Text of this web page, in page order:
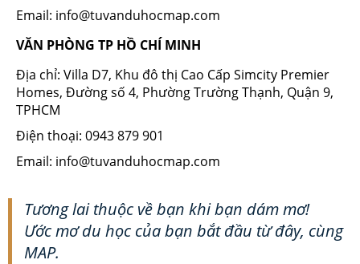
Email: info@tuvanduhocmap.com
VĂN PHÒNG TP HỒ CHÍ MINH
Địa chỉ: Villa D7, Khu đô thị Cao Cấp Simcity Premier
Homes, Đường số 4, Phường Trường Thạnh, Quận 9,
TPHCM
Điện thoại: 0943 879 901
Email: info@tuvanduhocmap.com
Tương lai thuộc về bạn khi bạn dám mơ!
Ước mơ du học của bạn bắt đầu từ đây, cùng
MAP.